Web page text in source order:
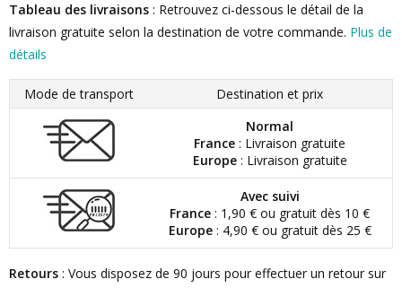
Tableau des livraisons : Retrouvez ci-dessous le détail de la
livraison gratuite selon la destination de votre commande. Plus de
détails
Mode de transport
Destination et prix
Normal
France : Livraison gratuite
Europe: Livraison gratuite
Avec suivi
France : 1,90 € ou gratuit dès 10 €
Europe: 4,90 € ou gratuit dès 25 €
Retours : Vous disposez de 90 jours pour effectuer un retour sur